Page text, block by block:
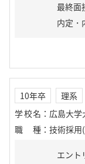
最終面
内定・
10年卒 理系
学校名 ： 広島大学
職種 ： 技術採用
エント